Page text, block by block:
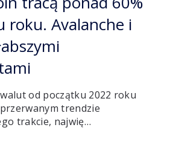
roku. Avalanche i
od początku 2022 roku
trendzie
trakcie, najwię…